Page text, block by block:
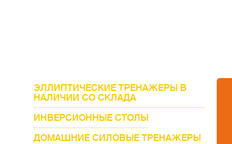
ЭЛЛИПТИЧЕСКИЕ ТРЕНАЖЕРЫ В
НАЛИЧИИ СО СКЛАДА
ИНВЕРСИОННЫЕ СТОЛЫ
ДОМАШНИЕ СИЛОВЫЕ ТРЕНАЖЕРЫ